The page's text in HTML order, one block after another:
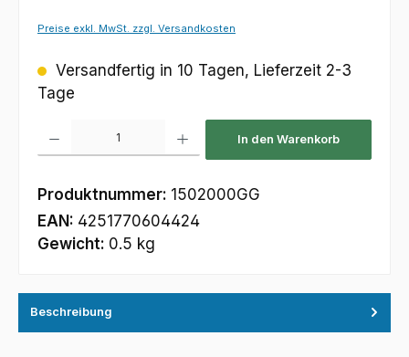
Preise exkl. MwSt. zzgl. Versandkosten
Versandfertig in 10 Tagen, Lieferzeit 2-3
Tage
In den Warenkorb
Produktnummer: 1502000GG
EAN: 4251770604424
Gewicht: 0.5 kg
Beschreibung